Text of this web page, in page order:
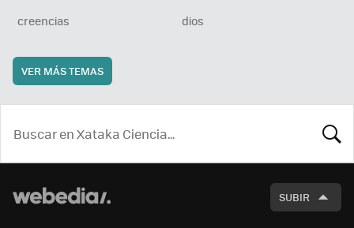
creencias
dios
VER MÁS TEMAS
SUBIR